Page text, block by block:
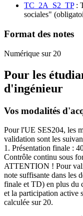
TC_2A_S2_TP:
sociales"
Format des notes
Numérique sur 20
Pour les
d'ingénieur
Vos modalités
Pour l'UE SES204, les
validation sont les
1. Présentation finale :
Contrôle continu sous
ATTENTION ! Pour
note suffisante dans les
finale et TD) en plus du
et la participation active
calculée sur 20.